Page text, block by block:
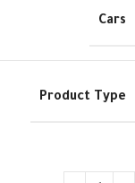
Cars
Product Type